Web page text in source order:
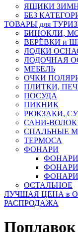
ЯЩИКИ
БЕЗ
ТОВАРЫ для
БИНОКЛИ,
ВЕРЁВКИ и
ЛОДКИ
ЛОДОЧНАЯ
МЕБЕЛЬ
ОЧКИ
ПЛИТКИ,
ПОСУДА
ПИКНИК
РЮКЗАКИ,
САНИ-
СПАЛЬНЫЕ
ТЕРМОСА
ФОНАРИ
ОСТАЛЬНОЕ
ЛУЧШАЯ ЦЕНА в
РАСПРОДАЖА
Поплавок